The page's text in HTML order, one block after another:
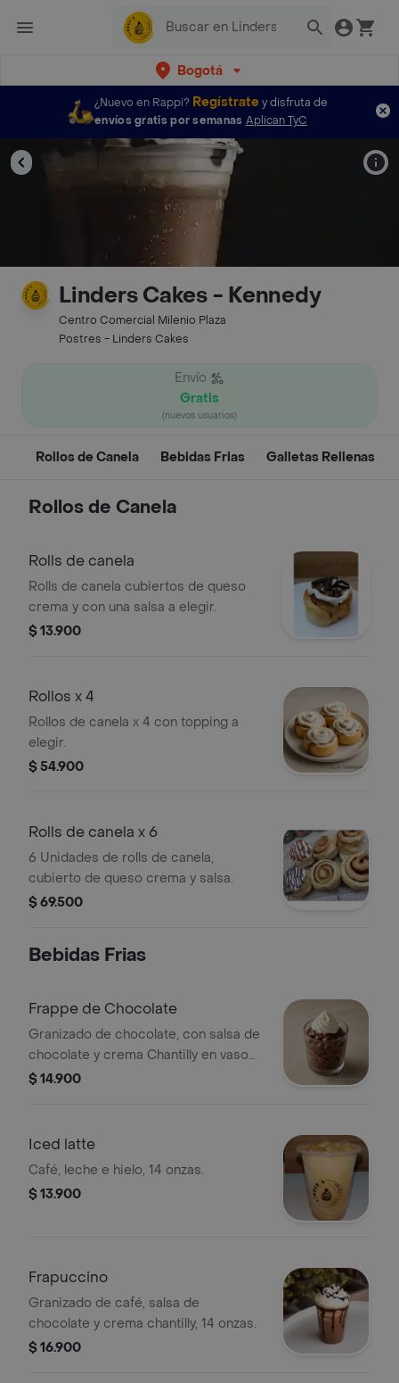
Bogotá
¿Nuevo en Rappi? Regístratey disfruta de
envíos gratis por semanas Aplican TyC
Linders Cakes - Kennedy
Centro Comercial Milenio Plaza
Postres - Linders Cakes
Envío
Gratis
(nuevos usuarios)
Rollos de Canela Bebidas Frias Galletas Rellenas
Rollos de Canela
Rolls de canela
Rolls de canela cubiertos de queso
crema y con una salsa a elegir.
$ 13.900
Rollos x 4
Rollos de canela x 4 con topping a
elegir.
$ 54.900
Rolls de canela x 6
6 Unidades de rolls de canela,
cubierto de queso crema y salsa.
$ 69.500
Bebidas Frias
Frappe de Chocolate
Granizado de chocolate, con salsa de
chocolate y crema Chantilly en vaso
de 14onz
$ 14.900
Iced latte
Café, leche e hielo, 14 onzas.
$ 13.900
Frapuccino
Granizado de café, salsa de
chocolate y crema chantilly, 14 onzas.
$ 16.900